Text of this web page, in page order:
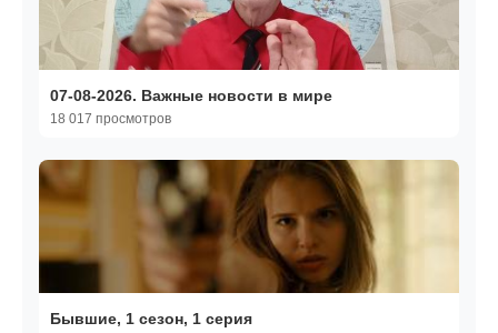
07-08-2026. Важные новости в мире
18 017 просмотров
Бывшие, 1 сезон, 1 серия